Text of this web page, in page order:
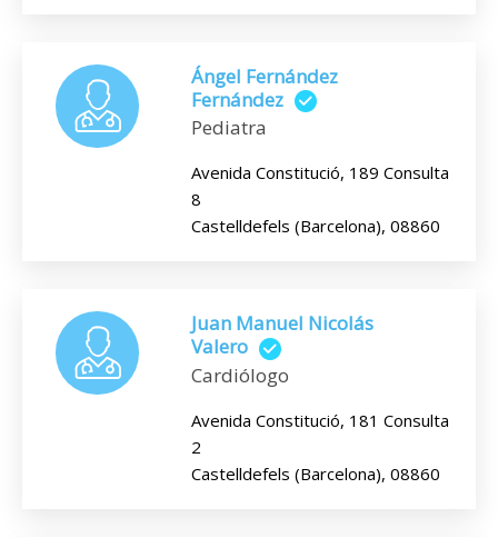
Ángel Fernández
Fernández
Pediatra
Avenida Constitució, 189 Consulta
8
Castelldefels (Barcelona), 08860
Juan Manuel Nicolás
Valero
Cardiólogo
Avenida Constitució, 181 Consulta
2
Castelldefels (Barcelona), 08860